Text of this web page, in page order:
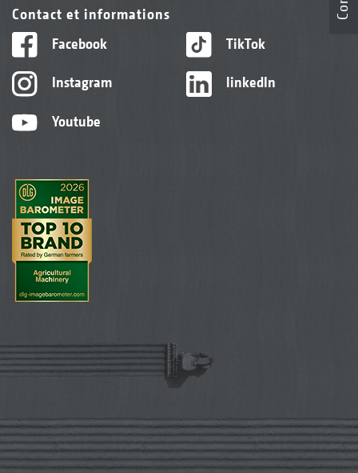
Contact et informations
Facebook
Instagram
Youtube
TikTok
linkedIn